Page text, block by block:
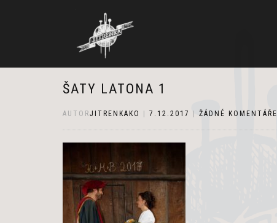
ŠATY LATONA 1
AUTORJITRENKAKO 7.12.2017 ŽÁDNÉ KOMENTÁŘE